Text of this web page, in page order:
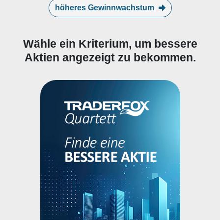
höheres Gewinnwachstum
Wähle ein Kriterium, um bessere
Aktien angezeigt zu bekommen.